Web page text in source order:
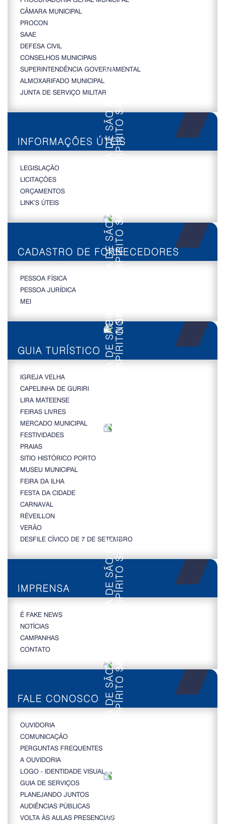
CÂMARA MUNICIPAL
PROCON
SAAE
DEFESA CIVIL
CONSELHOS MUNICIPAIS
SUPERINTENDÊNCIA GOVERNAMENTAL
ALMOXARIFADO MUNICIPAL
JUNTA DE SERVIÇO MILITAR
INFORMAÇÕES ÚTEIS
LEGISLAÇÃO
LICITAÇÕES
ORÇAMENTOS
LINK’S ÚTEIS
CADASTRO DE FORNECEDORES
PESSOA FÍSICA
PESSOA JURÍDICA
MEI
GUIA TURÍSTICO
IGREJA VELHA
CAPELINHA DE GURIRI
LIRA MATEENSE
FEIRAS LIVRES
MERCADO MUNICIPAL
FESTIVIDADES
PRAIAS
SITIO HISTÓRICO PORTO
MUSEU MUNICIPAL
FEIRA DA ILHA
FESTA DA CIDADE
CARNAVAL
RÉVEILLON
VERÃO
DESFILE CÍVICO DE 7 DE SETEMBRO
IMPRENSA
É FAKE NEWS
NOTÍCIAS
CAMPANHAS
CONTATO
FALE CONOSCO
OUVIDORIA
COMUNICAÇÃO
PERGUNTAS FREQUENTES
A OUVIDORIA
LOGO - IDENTIDADE VISUAL
GUIA DE SERVIÇOS
PLANEJANDO JUNTOS
AUDIÊNCIAS PÚBLICAS
VOLTA ÀS AULAS PRESENCIAIS